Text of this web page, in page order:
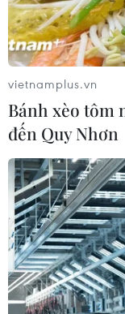
TIN CÙNG
Mỹ can
Israel mở rộng
Hezbollah
07/08/2026 02:31
Syria: Nổ xe
Damascus khiến
vietnamplus.vn
Bánh xèo tôm
đến Quy Nhơn